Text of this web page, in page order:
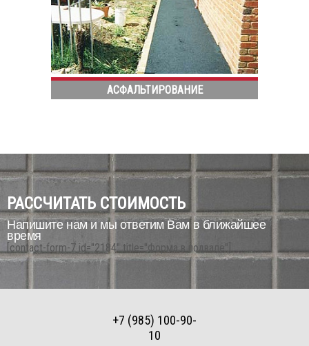
АСФАЛЬТИРОВАНИЕ
РАССЧИТАТЬ СТОИМОСТЬ
Напишите нам и мы ответим Вам в ближайшее
время
[contact-form-7 id="2184" title="Форма в подвале"]
+7 (985) 100-90-
10